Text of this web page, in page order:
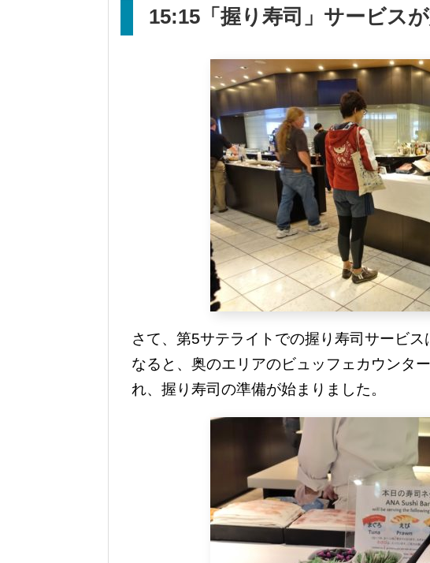
15:15「握り寿司」サービス
さて、第5サテライトでの握り寿司サービ
なると、奥のエリアのビュッフェカウンタ
れ、握り寿司の準備が始まりました。